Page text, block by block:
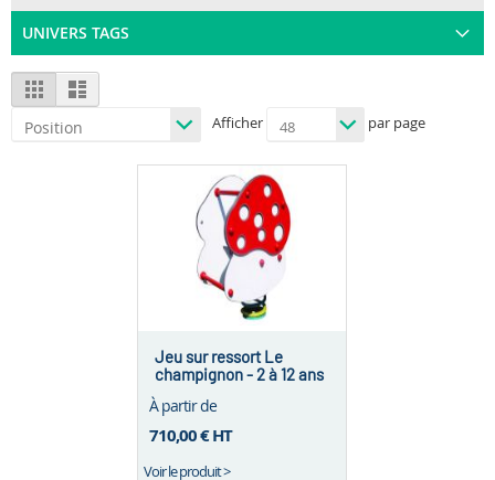
View
as
Grid List
Afficher par page
Jeu sur ressort Le
champignon - 2 à 12 ans
À partir de
710,00 €HT
Voir le produit >
UNIVERS TAGS